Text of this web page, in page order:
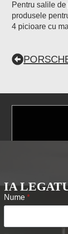
Pentru salile
produsele
4 picioare cu
IA
Nume *